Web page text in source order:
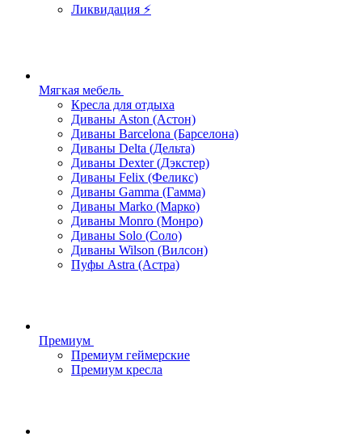
Ликвидация ⚡
Мягкая мебель
Кресла для отдыха
Диваны Aston (Астон)
Диваны Barcelona (Барселона)
Диваны Delta (Дельта)
Диваны Dexter (Дэкстер)
Диваны Felix (Феликс)
Диваны Gamma (Гамма)
Диваны Marko (Марко)
Диваны Monro (Монро)
Диваны Solo (Соло)
Диваны Wilson (Вилсон)
Пуфы Astra (Астра)
Премиум
Премиум геймерские
Премиум кресла